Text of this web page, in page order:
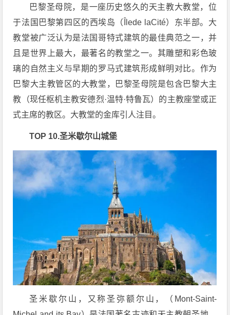
巴黎圣母院，是一座历史悠久的天主教大教堂，位
于法国巴黎第四区的西埃岛（Îlede laCité）东半部。大
教堂被广泛认为是法国哥特式建筑的最佳典范之一，并
且是世界上最大，最著名的教堂之一。其雕塑和彩色玻
璃的自然主义与早期的罗马式建筑形成鲜明对比。作为
巴黎大主教管区的大教堂，巴黎圣母院是包含巴黎大主
教（现任枢机主教安德烈·温特·特鲁瓦）的主教座堂或正
式主席的教区。大教堂的金库引人注目。
TOP 10.圣米歇尔山城堡
圣米歇尔山，又称圣弥额尔山，（Mont-Saint-